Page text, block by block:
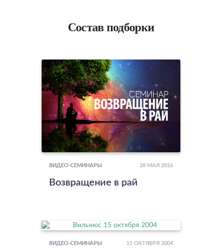
Состав подборки
ВИДЕО-СЕМИНАРЫ 28 МАЯ 2016
Возвращение в рай
ВИДЕО-СЕМИНАРЫ 15 ОКТЯБРЯ 2004